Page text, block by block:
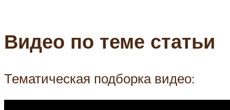
Видео по теме статьи
Тематическая подборка видео: